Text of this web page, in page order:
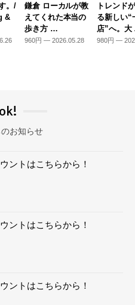
。/
&
鎌倉 ローカルが教
えてくれた本当の
歩き方 …
960円 — 2026.05.28
トレンド
る新しい“
店”へ。
980円 —
お知らせ
ントはこちらから！
ントはこちらから！
ントはこちらから！